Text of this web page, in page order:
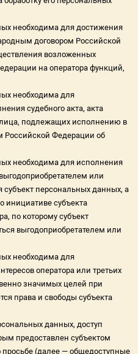
необходима для достижения
договором Российской
возложенных
на оператора функций,
необходима для
судебного акта, акта
лица, подлежащих исполнению в
Российской Федерации об
необходима для исполнения
или
субъект персональных данных, а
инициативе субъекта
по которому субъект
выгодоприобретателем или
необходима для
оператора или третьих
значимых целей при
права и свободы субъекта
данных, доступ
предоставлен субъектом
(далее — общедоступные